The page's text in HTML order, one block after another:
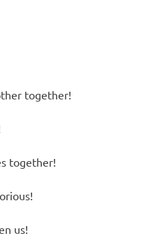
together!
together!
us!